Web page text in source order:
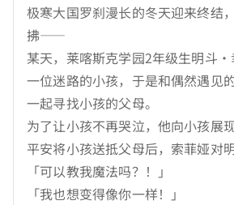
极寒大国罗刹漫长的冬天迎来终结
拂——
某天，莱喀斯克学园2年级生明斗
一位迷路的小孩，于是和偶然遇见
一起寻找小孩的父母。
为了让小孩不再哭泣，他向小孩展
平安将小孩送抵父母后，索菲娅对
「可以教我魔法吗？！」
「我也想变得像你一样！」